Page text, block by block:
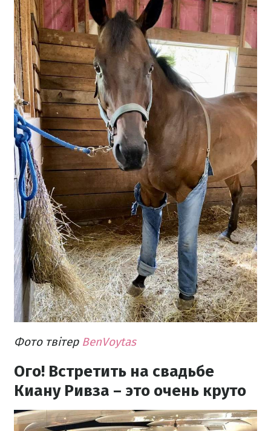
Фото твітер BenVoytas
Ого! Встретить на свадьбе
Киану Ривза – это очень круто